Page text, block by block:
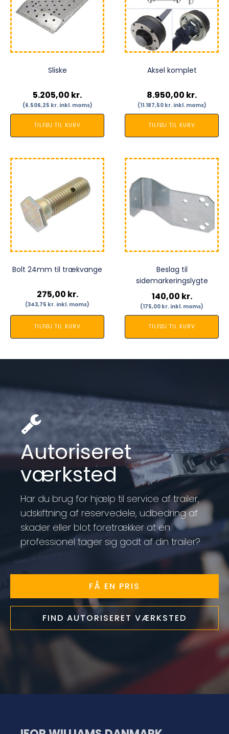
Sliske
5.205,00 kr.
(6.506,25 kr.inkl. moms)
TILFØJ TIL KURV
Aksel komplet
8.950,00 kr.
(11.187,50 kr.inkl. moms)
TILFØJ TIL KURV
Bolt 24mm til trækvange
275,00 kr.
(343,75 kr. inkl. moms)
TILFØJ TIL KURV
Beslag til
sidemarkeringslygte
140,00 kr.
(175,00 kr. inkl. moms)
TILFØJ TIL KURV
Autoriseret
værksted
Har du brug for hjælp til service af trailer,
udskiftning af reservedele, udbedring af
skader eller blot foretrækker at en
professionel tager sig godt af din trailer?
FÅ EN PRIS
FIND AUTORISERET VÆRKSTED